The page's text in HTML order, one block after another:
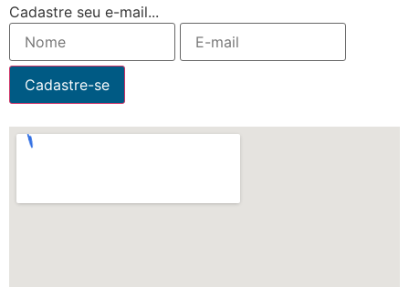
Cadastre seu e-mail...